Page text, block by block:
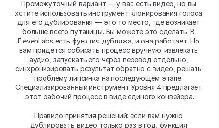
Промежуточный вариант — у вас есть видео, но вы
хотите использовать инструмент клонирования голоса
для его дублирования — это то место, где возникает
больше всего путаницы. Вы можете это сделать. В
ElevenLabs есть функция дубляжа, и она работает. Но
вам придется собирать процесс вручную: извлекать
аудио, запускать его через перевод отдельно,
синхронизировать результат обратно с видео, решать
проблему липсинка на последующем этапе.
Специализированный инструмент Уровня 4 предлагает
этот рабочий процесс в виде единого конвейера.
Правило принятия решений: если вам нужно
дублировать видео только раз в год, функция